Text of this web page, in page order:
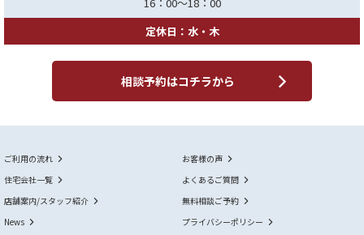
定休日：水・木
相談予約はコチラから
ご利用の流れ
お客様の声
住宅会社一覧
よくあるご質問
店舗案内/スタッフ紹介
無料相談ご予約
News
プライバシーポリシー